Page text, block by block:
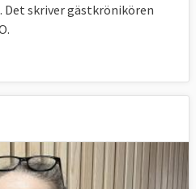
Det skriver gästkrönikören